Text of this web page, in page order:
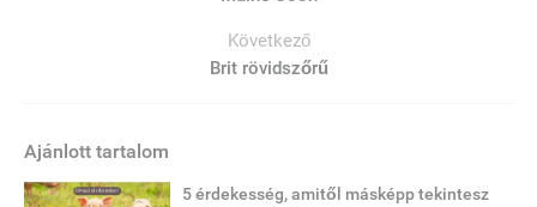
Következő
Brit rövidszőrű
Ajánlott tartalom
5 érdekesség, amitől másképp tekintesz